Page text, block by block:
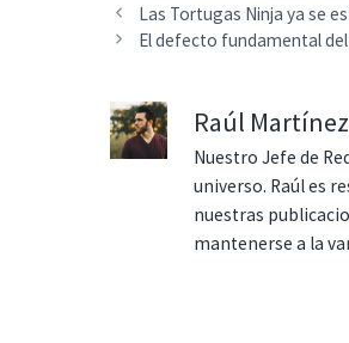
Las Tortugas Ninja ya se
El defecto fundamental
Raúl Martínez
Nuestro Jefe de
universo. Raúl es
nuestras
mantenerse a la